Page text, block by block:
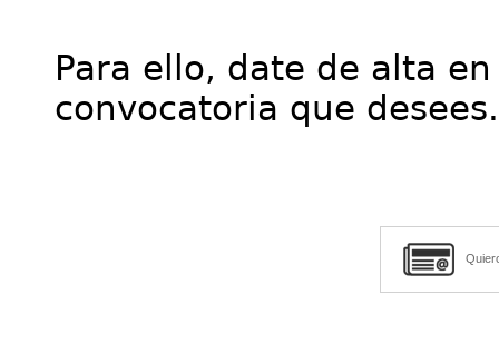
Para ello, date de alta
convocatoria que desees.